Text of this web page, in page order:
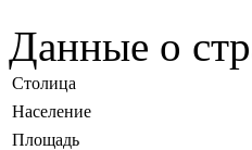
Данные о
Столица
Население
Площадь